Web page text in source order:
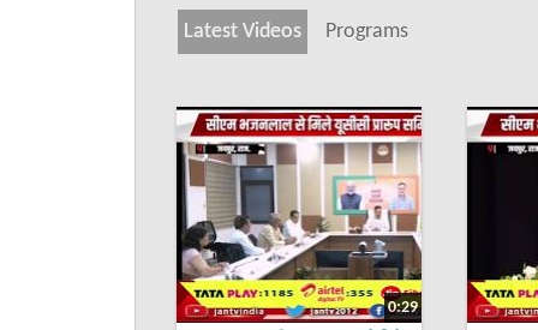
Latest Videos Programs
0:29